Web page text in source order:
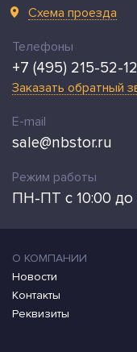
Схема проезда
Телефоны
+7 (495) 215-52-12
Заказать обратный
E-mail
sale@nbstor.ru
Режим работы
ПН-ПТ с 10:00
О КОМПАНИИ
Новости
Контакты
Реквизиты